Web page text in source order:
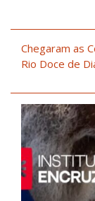
Chegaram as
Rio Doce de